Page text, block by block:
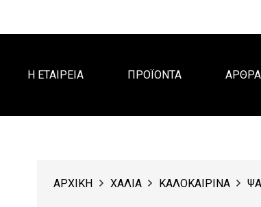
Η ΕΤΑΙΡΕΙΑ ΠΡΟΪΟΝΤΑ ΑΡΘΡΑ
ΑΡΧΙΚΗ ΧΑΛΙΑ ΚΑΛΟΚΑΙΡΙΝΑ